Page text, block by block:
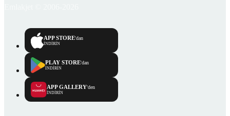
APP STORE'dan
İNDİRİN
PLAY STORE'dan
İNDİRİN
APP GALLERY'den
İNDİRİN